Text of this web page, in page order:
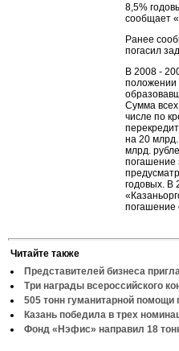
8,5%
сообщает
Ранее
погасил
В 2008 -
положении
Сумма всех
числе по
на 20 млрд.
млрд.
погашение
годовых. В
погашение
Читайте также
Представителей бизнеса
Три награды всероссийского
505 тонн гуманитарной
Казань победила в трех
Фонд «Нэфис» направил 18